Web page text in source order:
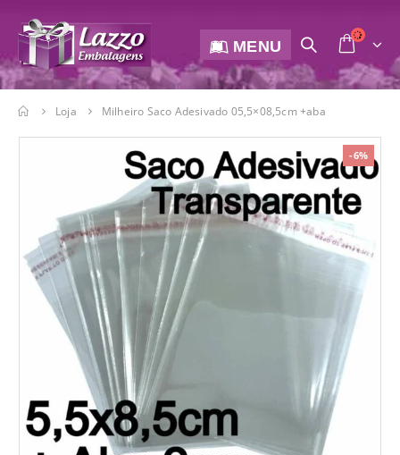
MENU
Loja Milheiro Saco Adesivado 05,5×08,5cm +aba
-6%